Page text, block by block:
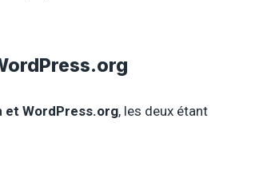
et WordPress.org, les deux étant